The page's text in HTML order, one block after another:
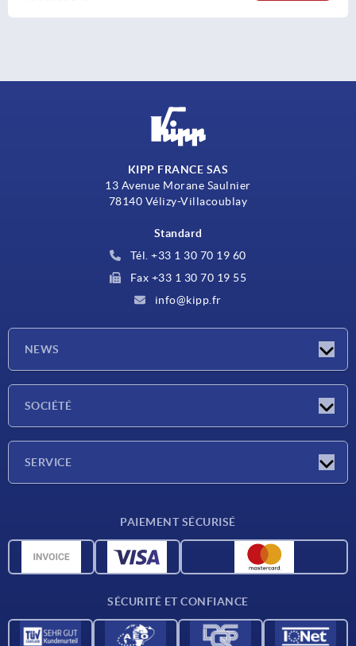
KIPP FRANCE SAS
13 Avenue Morane Saulnier
78140 Vélizy-Villacoublay
Standard
Tél. +33 1 30 70 19 60
Fax +33 1 30 70 19 55
info@kipp.fr
NEWS
SOCIÉTÉ
SERVICE
Données CAO
PAIEMENT SÉCURISÉ
SÉCURITÉ ET CONFIANCE